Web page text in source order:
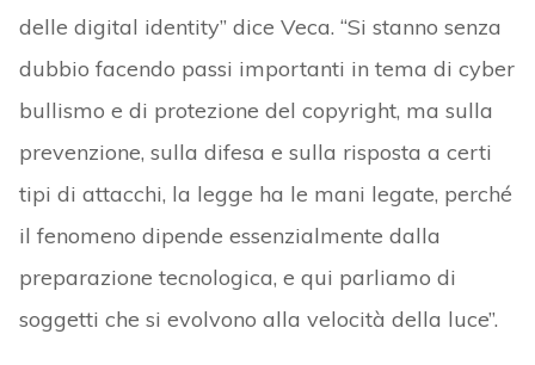
delle digital identity” dice Veca. “Si stanno senza
dubbio facendo passi importanti in tema di cyber
bullismo e di protezione del copyright, ma sulla
prevenzione, sulla difesa e sulla risposta a certi
tipi di attacchi, la legge ha le mani legate, perché
il fenomeno dipende essenzialmente dalla
preparazione tecnologica, e qui parliamo di
soggetti che si evolvono alla velocità della luce”.